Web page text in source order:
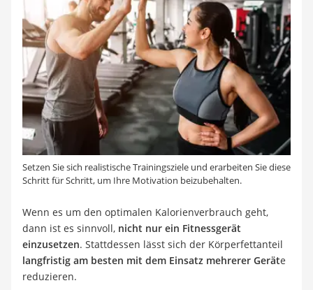
Setzen Sie sich realistische Trainingsziele und erarbeiten Sie diese
Schritt für Schritt, um Ihre Motivation beizubehalten.
Wenn es um den optimalen Kalorienverbrauch geht,
dann ist es sinnvoll, nicht nur ein Fitnessgerät
einzusetzen. Stattdessen lässt sich der Körperfettanteil
langfristig am besten mit dem Einsatz mehrerer Geräte
reduzieren.